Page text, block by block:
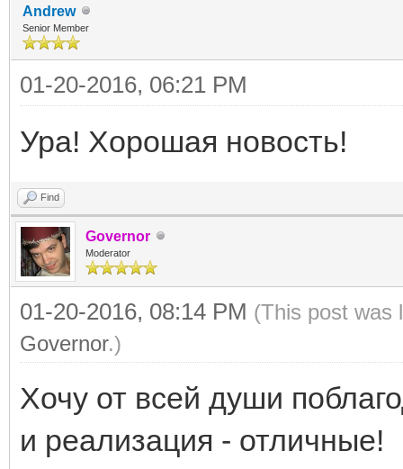
Andrew
Senior Member
01-20-2016, 06:21 PM
Ура! Хорошая новость!
Find
Governor
Moderator
01-20-2016, 08:14 PM (This post was
Governor.)
Хочу от всей души
и реализация - отличные!